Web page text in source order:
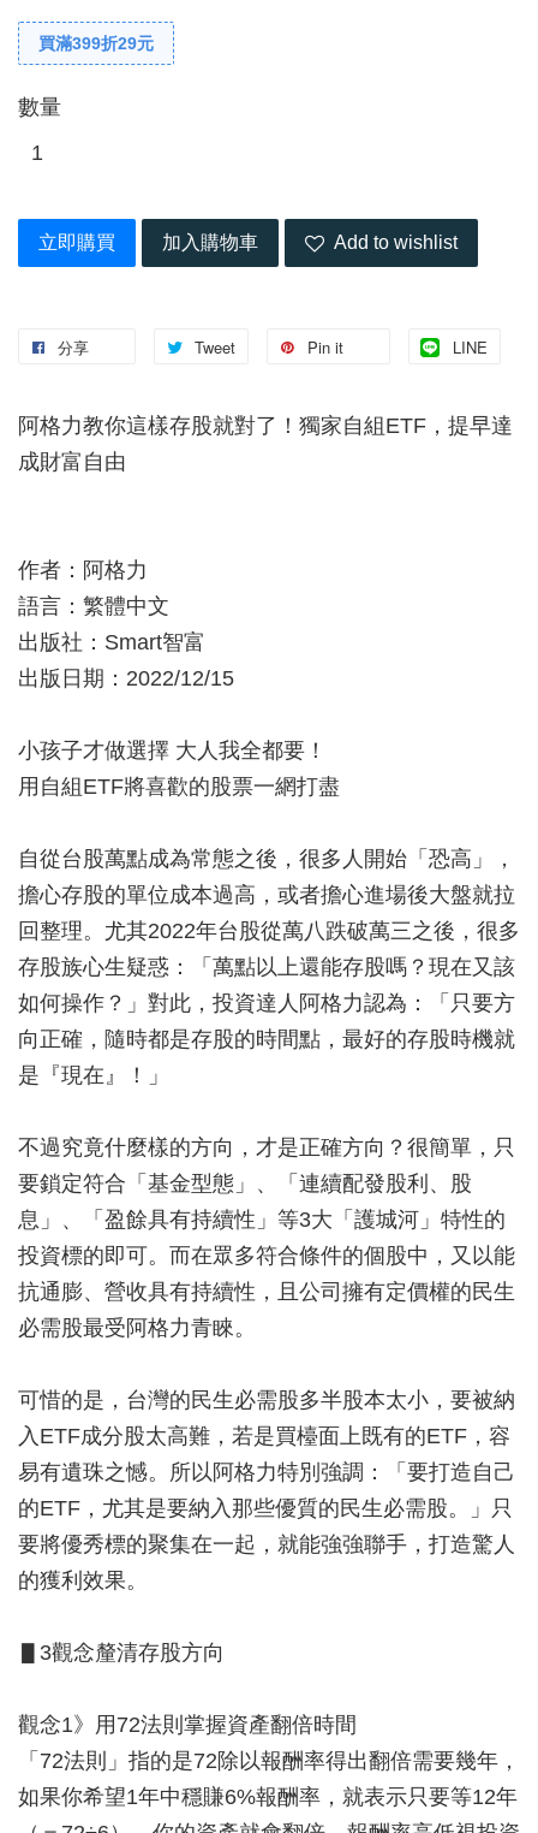
買滿399折29元
數量
立即購買 加入購物車 Add to wishlist
分享 Tweet Pin it LINE
阿格力教你這樣存股就對了！獨家自組ETF，提早達
成財富自由
作者：阿格力
語言：繁體中文
出版社：Smart智富
出版日期：2022/12/15
小孩子才做選擇 大人我全都要！
用自組ETF將喜歡的股票一網打盡
自從台股萬點成為常態之後，很多人開始「恐高」，
擔心存股的單位成本過高，或者擔心進場後大盤就拉
回整理。尤其2022年台股從萬八跌破萬三之後，很多
存股族心生疑惑：「萬點以上還能存股嗎？現在又該
如何操作？」對此，投資達人阿格力認為：「只要方
向正確，隨時都是存股的時間點，最好的存股時機就
是『現在』！」
不過究竟什麼樣的方向，才是正確方向？很簡單，只
要鎖定符合「基金型態」、「連續配發股利、股
息」、「盈餘具有持續性」等3大「護城河」特性的
投資標的即可。而在眾多符合條件的個股中，又以能
抗通膨、營收具有持續性，且公司擁有定價權的民生
必需股最受阿格力青睞。
可惜的是，台灣的民生必需股多半股本太小，要被納
入ETF成分股太高難，若是買檯面上既有的ETF，容
易有遺珠之憾。所以阿格力特別強調：「要打造自己
的ETF，尤其是要納入那些優質的民生必需股。」只
要將優秀標的聚集在一起，就能強強聯手，打造驚人
的獲利效果。
▋3觀念釐清存股方向
觀念1》用72法則掌握資產翻倍時間
「72法則」指的是72除以報酬率得出翻倍需要幾年，
如果你希望1年中穩賺6%報酬率，就表示只要等12年